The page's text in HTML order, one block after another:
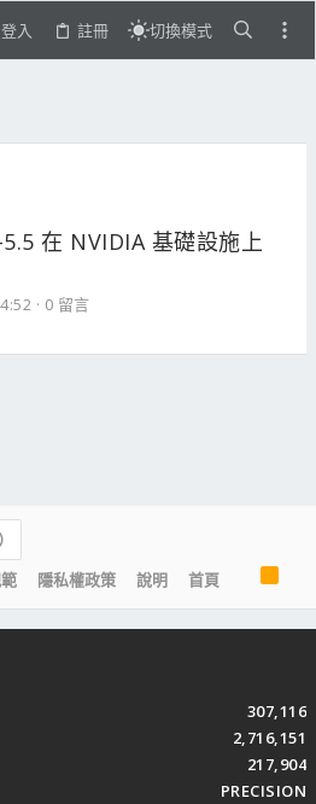
登入 註冊 切換模式
在 NVIDIA 基礎設施上
0 留言
隱私權政策 說明 首頁
R
S
S
307,116
2,716,151
217,904
PRECISION